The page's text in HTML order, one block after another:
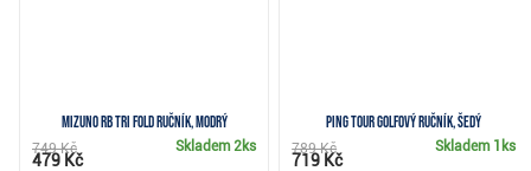
Mizuno RB Tri Fold ručník, modrý
Skladem2ks
749 Kč
479 Kč
Ping Tour golfový ručník, šedý
Skladem 1ks
789 Kč
719 Kč